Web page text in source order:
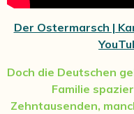
Der Ostermarsch |
Doch die Deutschen
Familie
Zehntausenden,